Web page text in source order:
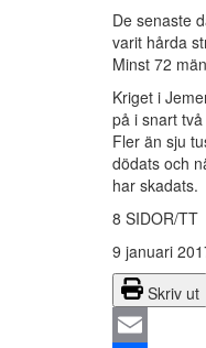
De senaste
varit hårda
Minst 72
Kriget i
på i snart två
Fler än sju
dödats och
har skadats.
8 SIDOR/TT
9 januari
Skriv ut